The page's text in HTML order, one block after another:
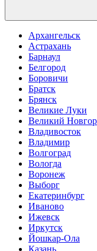
Архангельск
Астрахань
Барнаул
Белгород
Боровичи
Братск
Брянск
Великие Луки
Великий
Владивосток
Владимир
Волгоград
Вологда
Воронеж
Выборг
Екатеринбург
Иваново
Ижевск
Иркутск
Йошкар-Ола
Казань